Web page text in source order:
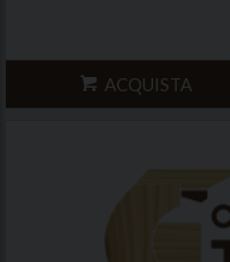
ACQUISTA